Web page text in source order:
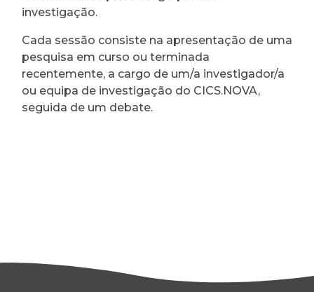
investigação.
Cada sessão consiste na apresentação de uma
pesquisa em curso ou terminada
recentemente, a cargo de um/a investigador/a
ou equipa de investigação do CICS.NOVA,
seguida de um debate.